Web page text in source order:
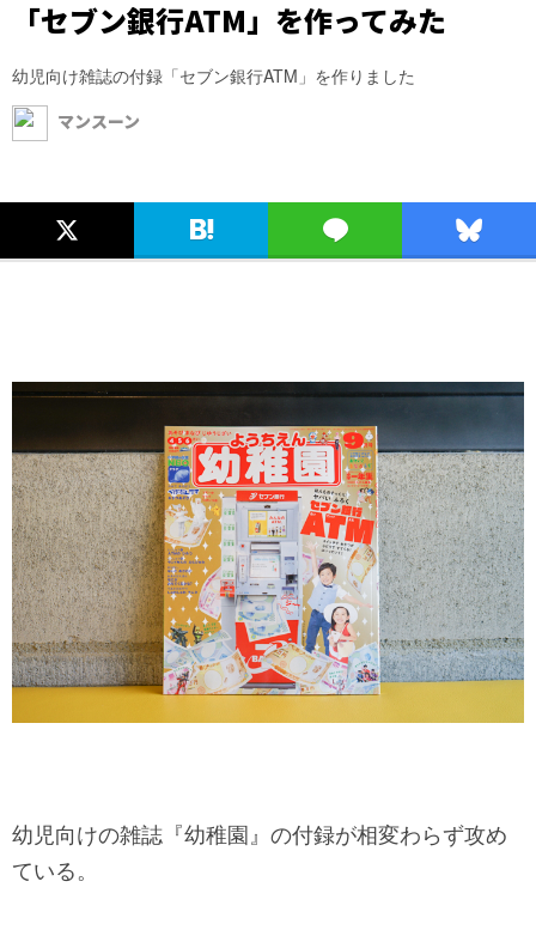
「セブン銀行ATM」を作ってみた
幼児向け雑誌の付録「セブン銀行ATM」を作りました
マンスーン
幼児向けの雑誌『幼稚園』の付録が相変わらず攻め
ている。